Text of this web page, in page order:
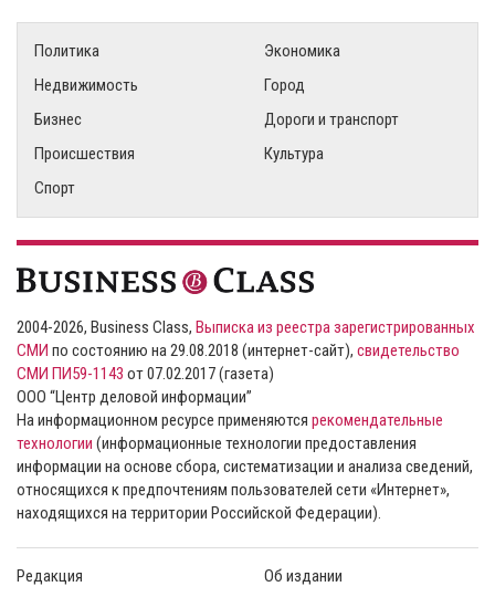
Политика
Экономика
Недвижимость
Город
Бизнес
Дороги и транспорт
Происшествия
Культура
Спорт
2004-2026, Business Class, Выписка из реестра зарегистрированных
СМИ по состоянию на 29.08.2018 (интернет-сайт), свидетельство
СМИ ПИ59-1143 от 07.02.2017 (газета)
ООО “Центр деловой информации”
На информационном ресурсе применяются рекомендательные
технологии (информационные технологии предоставления
информации на основе сбора, систематизации и анализа сведений,
относящихся к предпочтениям пользователей сети «Интернет»,
находящихся на территории Российской Федерации).
Редакция Об издании